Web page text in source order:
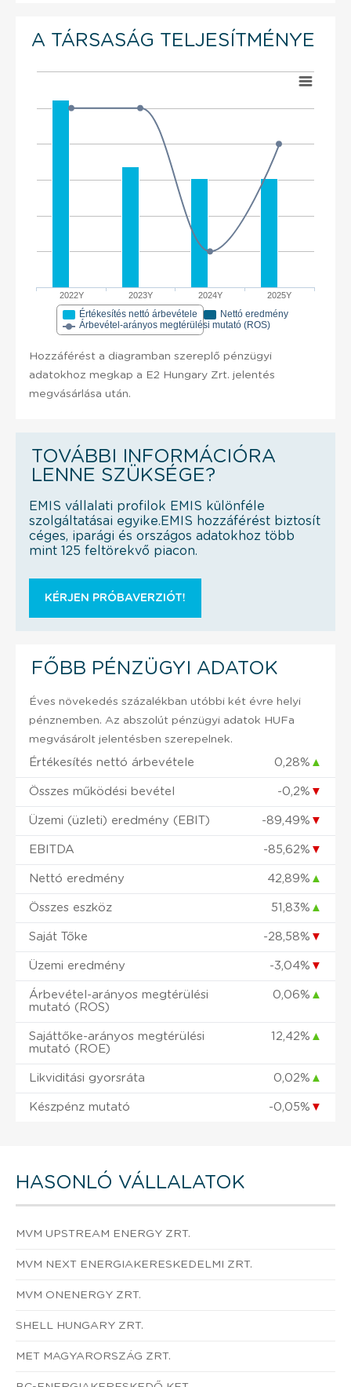
A TÁRSASÁG TELJESÍTMÉNYE
2022Y 2023Y 2024Y 2025Y
Értékesítés nettó árbevétele
Nettó eredmény
Árbevétel-arányos megtérülési mutató (ROS)
Hozzáférést a diagramban szereplő pénzügyi
adatokhoz megkap a E2 Hungary Zrt. jelentés
megvásárlása után.
TOVÁBBI INFORMÁCIÓRA
LENNE SZÜKSÉGE?
EMIS vállalati profilok EMIS különféle
szolgáltatásai egyike.EMIS hozzáférést biztosít
céges, iparági és országos adatokhoz több
mint 125 feltörekvő piacon.
KÉRJEN PRÓBAVERZIÓT!
FŐBB PÉNZÜGYI ADATOK
Éves növekedés százalékban utóbbi két évre helyi
pénznemben. Az abszolút pénzügyi adatok HUFa
megvásárolt jelentésben szerepelnek.
Értékesítés nettó árbevétele 0,28% ▲
Összes működési bevétel -0,2% ▼
Üzemi (üzleti) eredmény (EBIT) -89,49% ▼
EBITDA -85,62% ▼
Nettó eredmény 42,89% ▲
Összes eszköz 51,83% ▲
Saját Tőke -28,58% ▼
Üzemi eredmény -3,04% ▼
Árbevétel-arányos megtérülési
mutató (ROS)
0,06% ▲
Sajáttőke-arányos megtérülési
mutató (ROE)
12,42% ▲
Likviditási gyorsráta 0,02% ▲
Készpénz mutató -0,05% ▼
HASONLÓ VÁLLALATOK
MVM UPSTREAM ENERGY ZRT.
MVM NEXT ENERGIAKERESKEDELMI ZRT.
MVM ONENERGY ZRT.
SHELL HUNGARY ZRT.
MET MAGYARORSZÁG ZRT.